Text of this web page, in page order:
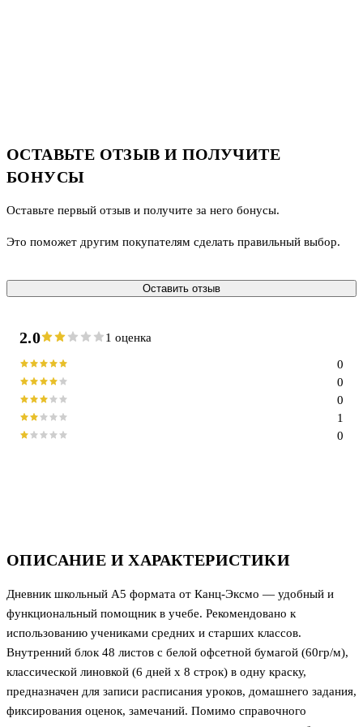
ОПИСАНИЕ И ХАРАКТЕРИСТИКИ
Дневник школьный А5 формата от Канц-Эксмо — удобный и
функциональный помощник в учебе. Рекомендовано к
использованию учениками средних и старших классов.
Внутренний блок 48 листов с белой офсетной бумагой (60гр/м),
классической линовкой (6 дней х 8 строк) в одну краску,
предназначен для записи расписания уроков, домашнего задания,
фиксирования оценок, замечаний. Помимо справочного
ОСТАВЬТЕ ОТЗЫВ И ПОЛУЧИТЕ
БОНУСЫ
Оставьте первый отзыв и получите за него бонусы.
Это поможет другим покупателям сделать правильный выбор.
Оставить отзыв
2.0 1 оценка
0
1
0
0
0